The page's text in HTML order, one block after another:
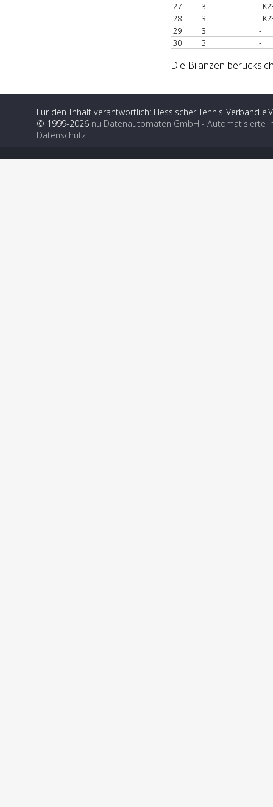
27
3
28
3
29
3
-
30
3 -
Die Bilanzen
Für den Inhalt verantwortlich: Hessischer Tennis-Verband
© 1999-2026 nu Datenautomaten GmbH - Automatisierte
Datenschutz